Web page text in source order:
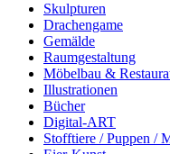
Skulpturen
Drachengame
Gemälde
Raumgestaltung
Möbelbau &
Illustrationen
Bücher
Digital-ART
Stofftiere / Puppen /